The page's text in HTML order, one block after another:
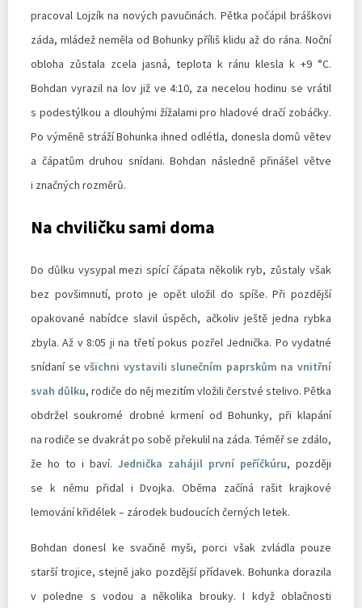
pracoval Lojzík na nových pavučinách. Pětka počápil bráškovi
záda, mládež neměla od Bohunky příliš klidu až do rána. Noční
obloha zůstala zcela jasná, teplota k ránu klesla k +9 °C.
Bohdan vyrazil na lov již ve 4:10, za necelou hodinu se vrátil
s podestýlkou a dlouhými žížalami pro hladové dračí zobáčky.
Po výměně stráží Bohunka ihned odlétla, donesla domů větev
a čápatům druhou snídani. Bohdan následně přinášel větve
i značných rozměrů.
Na chviličku sami doma
Do důlku vysypal mezi spící čápata několik ryb, zůstaly však
bez povšimnutí, proto je opět uložil do spíše. Při pozdější
opakované nabídce slavil úspěch, ačkoliv ještě jedna rybka
zbyla. Až v 8:05 ji na třetí pokus pozřel Jednička. Po vydatné
snídaní sevšichni vystavili slunečním paprskům na vnitřní
svah důlku, rodiče do něj mezitím vložili čerstvé stelivo. Pětka
obdržel soukromé drobné krmení od Bohunky, při klapání
na rodiče se dvakrát po sobě překulil na záda. Téměř se zdálo,
že ho to i baví. Jednička zahájil první peříčkúru, později
se k němu přidal i Dvojka. Oběma začíná rašit krajkové
lemování křidélek – zárodek budoucích černých letek.
Bohdan donesl ke svačině myši, porci však zvládla pouze
starší trojice, stejně jako pozdější přídavek. Bohunka dorazila
v poledne s vodou a několika brouky. I když oblačnosti